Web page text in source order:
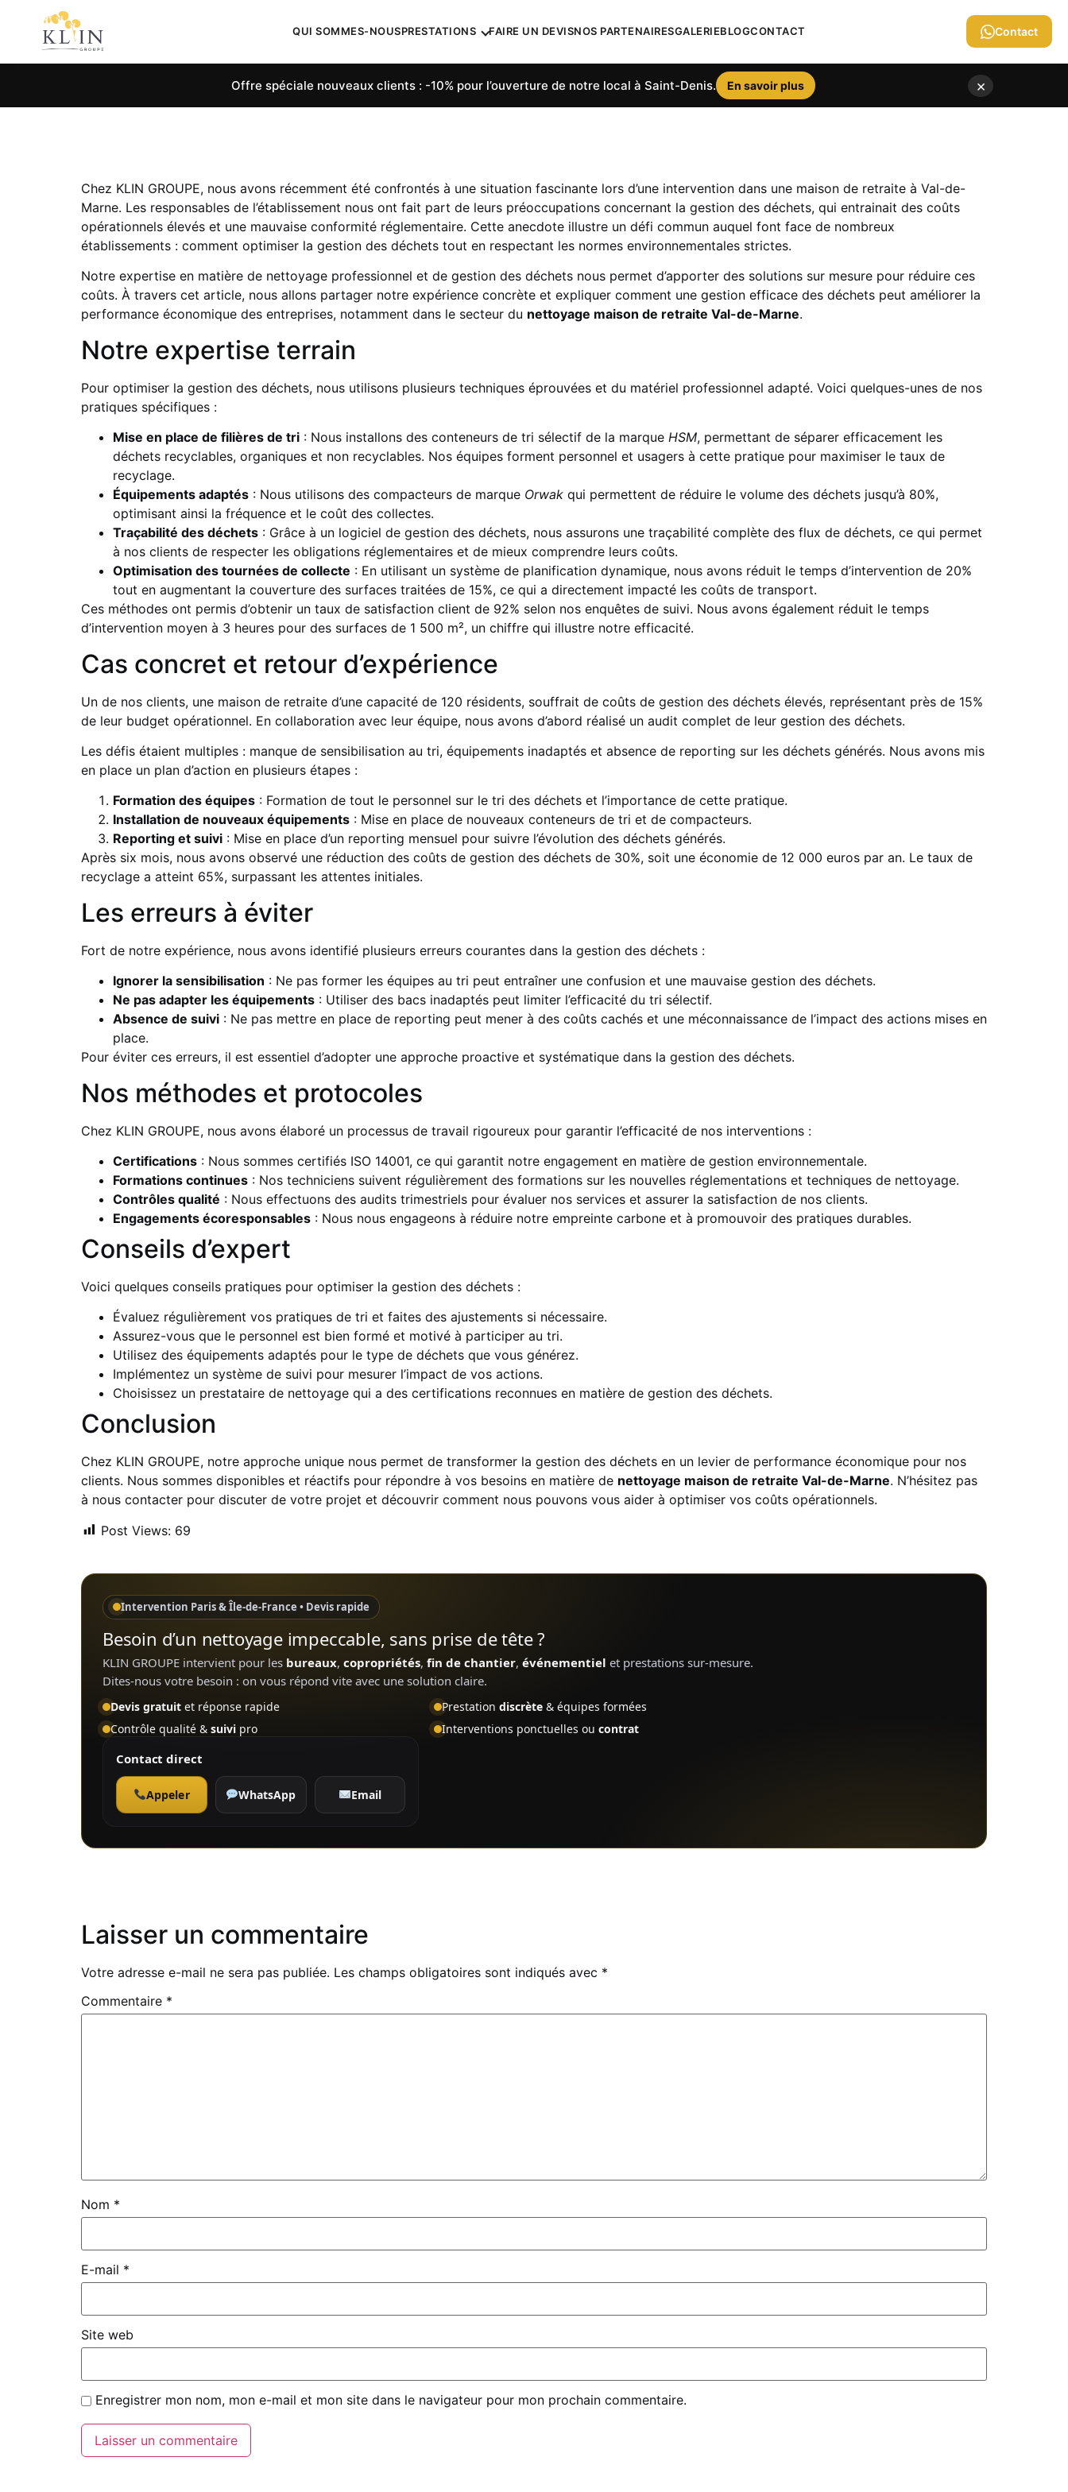
QUI SOMMES-NOUSPRESTATIONS FAIRE UN DEVISNOS PARTENAIRESGALERIEBLOGCONTACT Contact
Offre spéciale nouveaux clients : -10% pour l’ouverture de notre local à Saint-Denis. En savoir plus ×
Chez KLIN GROUPE, nous avons récemment été confrontés à une situation fascinante lors d’une intervention dans une maison de retraite à Val-de-
Marne. Les responsables de l’établissement nous ont fait part de leurs préoccupations concernant la gestion des déchets, qui entrainait des coûts
opérationnels élevés et une mauvaise conformité réglementaire. Cette anecdote illustre un défi commun auquel font face de nombreux
établissements : comment optimiser la gestion des déchets tout en respectant les normes environnementales strictes.
Notre expertise en matière de nettoyage professionnel et de gestion des déchets nous permet d’apporter des solutions sur mesure pour réduire ces
coûts. À travers cet article, nous allons partager notre expérience concrète et expliquer comment une gestion efficace des déchets peut améliorer la
performance économique des entreprises, notamment dans le secteur du nettoyage maison de retraite Val-de-Marne.
Notre expertise terrain
Pour optimiser la gestion des déchets, nous utilisons plusieurs techniques éprouvées et du matériel professionnel adapté. Voici quelques-unes de nos
pratiques spécifiques :
Mise en place de filières de tri : Nous installons des conteneurs de tri sélectif de la marque HSM, permettant de séparer efficacement les
déchets recyclables, organiques et non recyclables. Nos équipes forment personnel et usagers à cette pratique pour maximiser le taux de
recyclage.
Équipements adaptés : Nous utilisons des compacteurs de marque Orwak qui permettent de réduire le volume des déchets jusqu’à 80%,
optimisant ainsi la fréquence et le coût des collectes.
Traçabilité des déchets : Grâce à un logiciel de gestion des déchets, nous assurons une traçabilité complète des flux de déchets, ce qui permet
à nos clients de respecter les obligations réglementaires et de mieux comprendre leurs coûts.
Optimisation des tournées de collecte : En utilisant un système de planification dynamique, nous avons réduit le temps d’intervention de 20%
tout en augmentant la couverture des surfaces traitées de 15%, ce qui a directement impacté les coûts de transport.
Ces méthodes ont permis d’obtenir un taux de satisfaction client de 92% selon nos enquêtes de suivi. Nous avons également réduit le temps
d’intervention moyen à 3 heures pour des surfaces de 1 500 m², un chiffre qui illustre notre efficacité.
Cas concret et retour d’expérience
Un de nos clients, une maison de retraite d’une capacité de 120 résidents, souffrait de coûts de gestion des déchets élevés, représentant près de 15%
de leur budget opérationnel. En collaboration avec leur équipe, nous avons d’abord réalisé un audit complet de leur gestion des déchets.
Les défis étaient multiples : manque de sensibilisation au tri, équipements inadaptés et absence de reporting sur les déchets générés. Nous avons mis
en place un plan d’action en plusieurs étapes :
Formation des équipes : Formation de tout le personnel sur le tri des déchets et l’importance de cette pratique.
Installation de nouveaux équipements : Mise en place de nouveaux conteneurs de tri et de compacteurs.
Reporting et suivi : Mise en place d’un reporting mensuel pour suivre l’évolution des déchets générés.
Après six mois, nous avons observé une réduction des coûts de gestion des déchets de 30%, soit une économie de 12 000 euros par an. Le taux de
recyclage a atteint 65%, surpassant les attentes initiales.
Les erreurs à éviter
Fort de notre expérience, nous avons identifié plusieurs erreurs courantes dans la gestion des déchets :
Ignorer la sensibilisation : Ne pas former les équipes au tri peut entraîner une confusion et une mauvaise gestion des déchets.
Ne pas adapter les équipements : Utiliser des bacs inadaptés peut limiter l’efficacité du tri sélectif.
Absence de suivi : Ne pas mettre en place de reporting peut mener à des coûts cachés et une méconnaissance de l’impact des actions mises en
place.
Pour éviter ces erreurs, il est essentiel d’adopter une approche proactive et systématique dans la gestion des déchets.
Nos méthodes et protocoles
Chez KLIN GROUPE, nous avons élaboré un processus de travail rigoureux pour garantir l’efficacité de nos interventions :
Certifications : Nous sommes certifiés ISO 14001, ce qui garantit notre engagement en matière de gestion environnementale.
Formations continues : Nos techniciens suivent régulièrement des formations sur les nouvelles réglementations et techniques de nettoyage.
Contrôles qualité : Nous effectuons des audits trimestriels pour évaluer nos services et assurer la satisfaction de nos clients.
Engagements écoresponsables : Nous nous engageons à réduire notre empreinte carbone et à promouvoir des pratiques durables.
Conseils d’expert
Voici quelques conseils pratiques pour optimiser la gestion des déchets :
Évaluez régulièrement vos pratiques de tri et faites des ajustements si nécessaire.
Assurez-vous que le personnel est bien formé et motivé à participer au tri.
Utilisez des équipements adaptés pour le type de déchets que vous générez.
Implémentez un système de suivi pour mesurer l’impact de vos actions.
Choisissez un prestataire de nettoyage qui a des certifications reconnues en matière de gestion des déchets.
Conclusion
Chez KLIN GROUPE, notre approche unique nous permet de transformer la gestion des déchets en un levier de performance économique pour nos
clients. Nous sommes disponibles et réactifs pour répondre à vos besoins en matière de nettoyage maison de retraite Val-de-Marne. N’hésitez pas
à nous contacter pour discuter de votre projet et découvrir comment nous pouvons vous aider à optimiser vos coûts opérationnels.
Post Views: 69
Intervention Paris & Île-de-France • Devis rapide
Besoin d’un nettoyage impeccable, sans prise de tête ?
KLIN GROUPE intervient pour les bureaux, copropriétés, fin de chantier, événementiel et prestations sur-mesure.
Dites-nous votre besoin : on vous répond vite avec une solution claire.
Devis gratuit et réponse rapide Prestation discrète & équipes formées
Contrôle qualité & suivi pro Interventions ponctuelles ou contrat
Contact direct
Appeler WhatsApp Email
Laisser un commentaire
Votre adresse e-mail ne sera pas publiée. Les champs obligatoires sont indiqués avec *
Commentaire *
Nom *
E-mail *
Site web
Enregistrer mon nom, mon e-mail et mon site dans le navigateur pour mon prochain commentaire.